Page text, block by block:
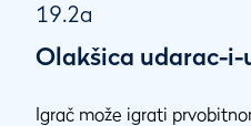
19.2a
Olakšica udarac-
Igrač može igrati